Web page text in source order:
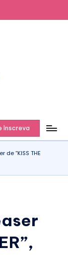
Inscreva
de “KISS THE